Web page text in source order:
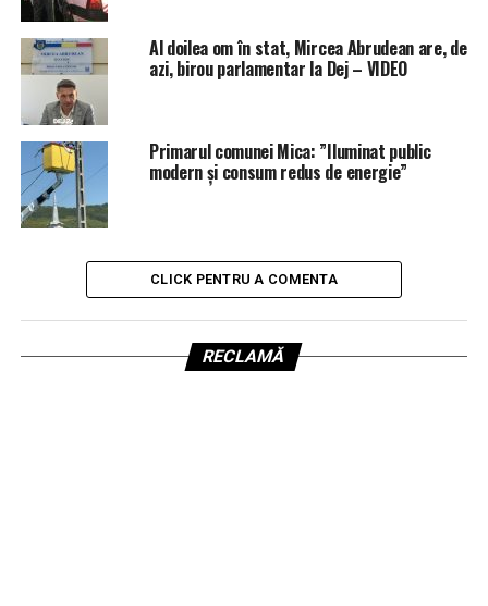
Al doilea om în stat, Mircea Abrudean are, de
azi, birou parlamentar la Dej – VIDEO
Primarul comunei Mica: ”Iluminat public
modern și consum redus de energie”
CLICK PENTRU A COMENTA
RECLAMĂ